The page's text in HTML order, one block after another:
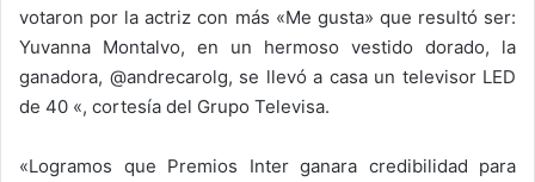
votaron por la actriz con más «Me gusta» que resultó ser:
Yuvanna Montalvo, en un hermoso vestido dorado, la
ganadora, @andrecarolg, se llevó a casa un televisor LED
de 40 «, cortesía del Grupo Televisa.
«Logramos que Premios Inter ganara credibilidad para